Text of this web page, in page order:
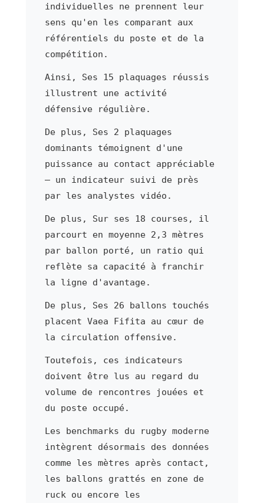
individuelles ne prennent leur
sens qu'en les comparant aux
référentiels du poste et de la
compétition.
Ainsi, Ses 15 plaquages réussis
illustrent une activité
défensive régulière.
De plus, Ses 2 plaquages
dominants témoignent d'une
puissance au contact appréciable
— un indicateur suivi de près
par les analystes vidéo.
De plus, Sur ses 18 courses, il
parcourt en moyenne 2,3 mètres
par ballon porté, un ratio qui
reflète sa capacité à franchir
la ligne d'avantage.
De plus, Ses 26 ballons touchés
placent Vaea Fifita au cœur de
la circulation offensive.
Toutefois, ces indicateurs
doivent être lus au regard du
volume de rencontres jouées et
du poste occupé.
Les benchmarks du rugby moderne
intègrent désormais des données
comme les mètres après contact,
les ballons grattés en zone de
ruck ou encore les